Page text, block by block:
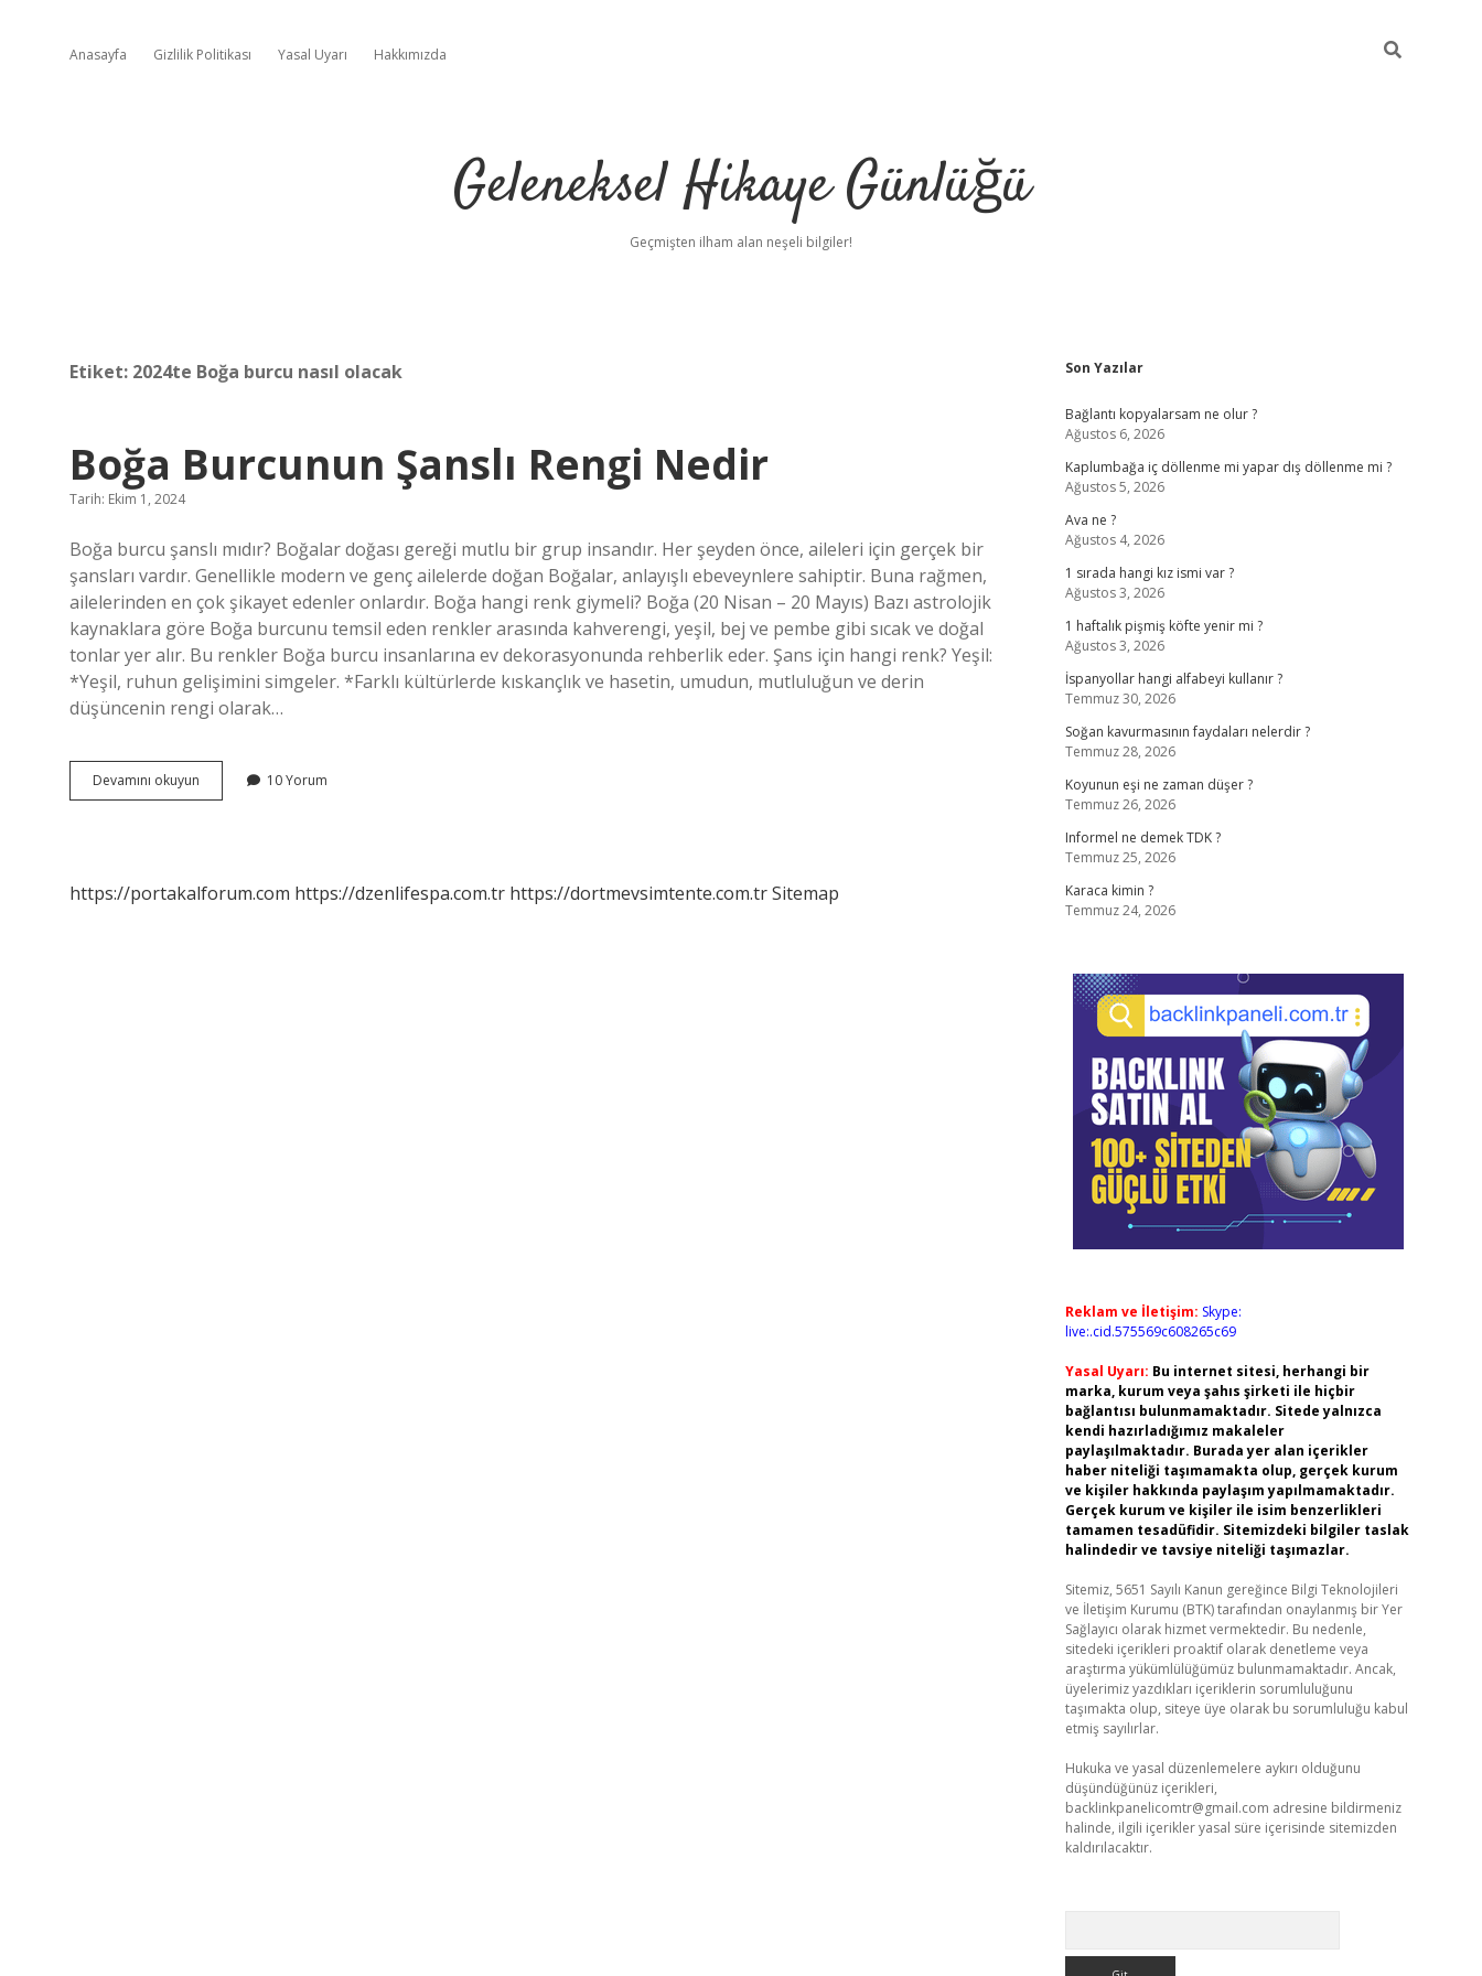
Anasayfa Gizlilik Politikası Yasal Uyarı Hakkımızda
Geleneksel Hikaye Günlüğü
Geçmişten ilham alan neşeli bilgiler!
Etiket: 2024te Boğa burcu nasıl olacak
Boğa Burcunun Şanslı Rengi Nedir
Tarih: Ekim 1, 2024
Boğa burcu şanslı mıdır? Boğalar doğası gereği mutlu bir grup insandır. Her şeyden önce, aileleri için gerçek bir
şansları vardır. Genellikle modern ve genç ailelerde doğan Boğalar, anlayışlı ebeveynlere sahiptir. Buna rağmen,
ailelerinden en çok şikayet edenler onlardır. Boğa hangi renk giymeli? Boğa (20 Nisan – 20 Mayıs) Bazı astrolojik
kaynaklara göre Boğa burcunu temsil eden renkler arasında kahverengi, yeşil, bej ve pembe gibi sıcak ve doğal
tonlar yer alır. Bu renkler Boğa burcu insanlarına ev dekorasyonunda rehberlik eder. Şans için hangi renk? Yeşil:
*Yeşil, ruhun gelişimini simgeler. *Farklı kültürlerde kıskançlık ve hasetin, umudun, mutluluğun ve derin
düşüncenin rengi olarak…
Devamını okuyun
Burcunun
10 Yorum
https://portakalforum.com https://dzenlifespa.com.tr https://dortmevsimtente.com.trSitemap
Sidebar
Son Yazılar
Bağlantı kopyalarsam ne olur ?
Ağustos 6, 2026
Kaplumbağa iç döllenme mi yapar dış döllenme mi ?
Ağustos 5, 2026
Ava ne ?
Ağustos 4, 2026
1 sırada hangi kız ismi var ?
Ağustos 3, 2026
1 haftalık pişmiş köfte yenir mi ?
Ağustos 3, 2026
İspanyollar hangi alfabeyi kullanır ?
Temmuz 30, 2026
Soğan kavurmasının faydaları nelerdir ?
Temmuz 28, 2026
Koyunun eşi ne zaman düşer ?
Temmuz 26, 2026
Informel ne demek TDK ?
Temmuz 25, 2026
Karaca kimin ?
Temmuz 24, 2026
Reklam ve İletişim: Skype:
live:.cid.575569c608265c69
Yasal Uyarı: Bu internet sitesi, herhangi bir
marka, kurum veya şahıs şirketi ile hiçbir
bağlantısı bulunmamaktadır. Sitede yalnızca
kendi hazırladığımız makaleler
paylaşılmaktadır. Burada yer alan içerikler
haber niteliği taşımamakta olup, gerçek kurum
ve kişiler hakkında paylaşım yapılmamaktadır.
Gerçek kurum ve kişiler ile isim benzerlikleri
tamamen tesadüfidir. Sitemizdeki bilgiler taslak
halindedir ve tavsiye niteliği taşımazlar.
Sitemiz, 5651 Sayılı Kanun gereğince Bilgi Teknolojileri
ve İletişim Kurumu (BTK) tarafından onaylanmış bir Yer
Sağlayıcı olarak hizmet vermektedir. Bu nedenle,
sitedeki içerikleri proaktif olarak denetleme veya
araştırma yükümlülüğümüz bulunmamaktadır. Ancak,
üyelerimiz yazdıkları içeriklerin sorumluluğunu
taşımakta olup, siteye üye olarak bu sorumluluğu kabul
etmiş sayılırlar.
Hukuka ve yasal düzenlemelere aykırı olduğunu
düşündüğünüz içerikleri,
backlinkpanelicomtr@gmail.com adresine bildirmeniz
halinde, ilgili içerikler yasal süre içerisinde sitemizden
kaldırılacaktır.